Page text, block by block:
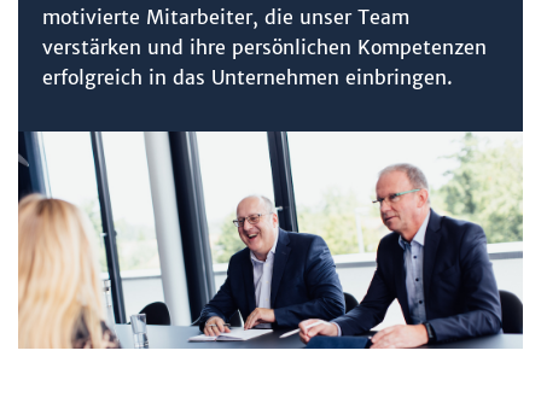
motivierte Mitarbeiter, die unser Team
verstärken und ihre persönlichen Kompetenzen
erfolgreich in das Unternehmen einbringen.